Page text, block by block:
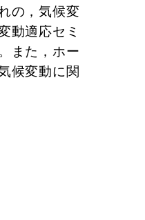
の，気候変
動適応セミ
また，ホー
候変動に関